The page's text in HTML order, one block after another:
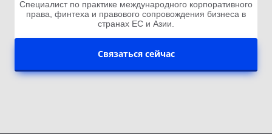
Специалист по практике международного корпоративного
права, финтеха и правового сопровождения бизнеса в
странах ЕС и Азии.
Связаться сейчас